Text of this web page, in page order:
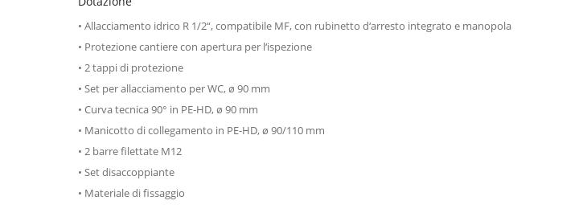
• Allacciamento idrico R 1/2“, compatibile MF, con rubinetto d‘arresto integrato e manopola
• Protezione cantiere con apertura per l‘ispezione
• 2 tappi di protezione
• Set per allacciamento per WC, ø 90 mm
• Curva tecnica 90° in PE-HD, ø 90 mm
• Manicotto di collegamento in PE-HD, ø 90/110 mm
• 2 barre filettate M12
• Set disaccoppiante
• Materiale di fissaggio